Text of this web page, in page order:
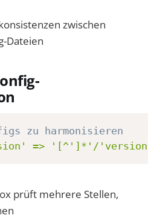
zwischen
Dateien
zu harmonisieren
=> '[^']*'/'version'
prüft mehrere Stellen,